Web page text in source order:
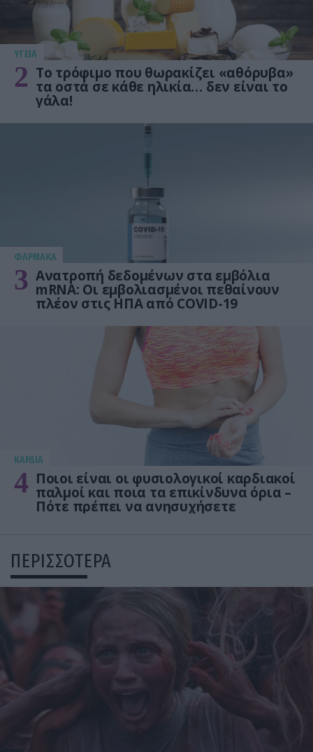
ΥΓΕΙΑ
2 Το τρόφιμο που θωρακίζει «αθόρυβα»
τα οστά σε κάθε ηλικία… δεν είναι το
γάλα!
ΦΑΡΜΑΚΑ
3 Ανατροπή δεδομένων στα εμβόλια
mRNA: Οι εμβολιασμένοι πεθαίνουν
πλέον στις ΗΠΑ από COVID-19
KΑΡΔΙΑ
4 Ποιοι είναι οι φυσιολογικοί καρδιακοί
παλμοί και ποια τα επικίνδυνα όρια –
Πότε πρέπει να ανησυχήσετε
ΠΕΡΙΣΣΟΤΕΡΑ